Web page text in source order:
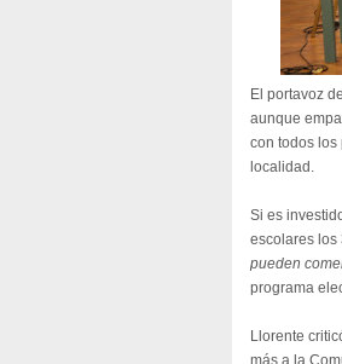
El portavoz
aunque
con todos los
localidad.
Si es
escolares los
pueden
programa
Llorente
más a la